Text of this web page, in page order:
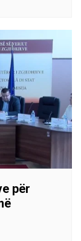
për